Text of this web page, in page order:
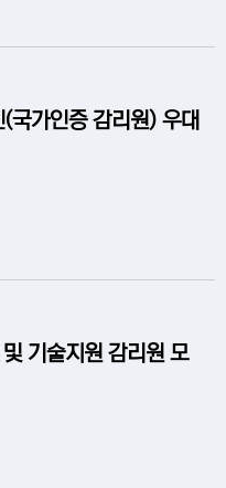
가인증 감리원) 우대
기술지원 감리원 모